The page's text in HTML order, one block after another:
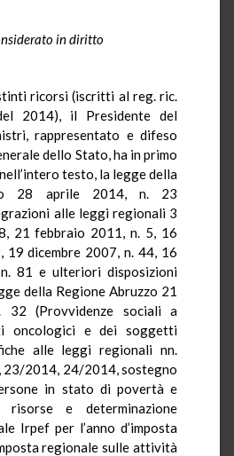
in diritto
ricorsi (iscritti al reg. ric.
2014), il Presidente del
rappresentato e difeso
dello Stato, ha in primo
testo, la legge della
28 aprile 2014, n. 23
alle leggi regionali 3
21 febbraio 2011, n. 5, 16
19 dicembre 2007, n. 44, 16
81 e ulteriori disposizioni
della Regione Abruzzo 21
32 (Provvidenze sociali a
oncologici e dei soggetti
alle leggi regionali nn.
2014, 24/2014, sostegno
in stato di povertà e
risorse e determinazione
Irpef per l’anno d’imposta
regionale sulle attività